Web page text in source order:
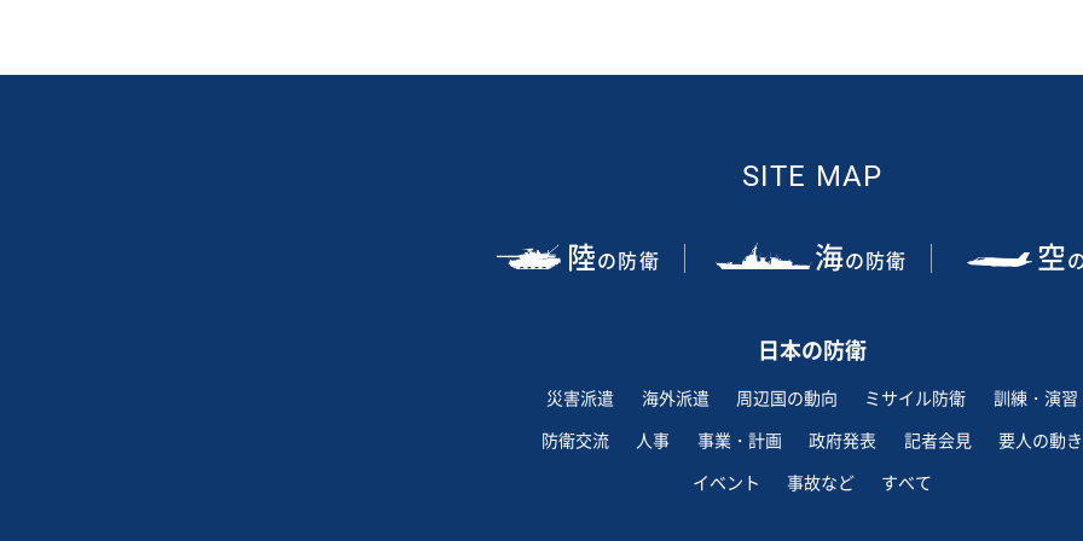
SITE MAP
陸の防衛 海の防衛 空
日本の防衛
災害派遣 海外派遣 周辺国の動向 ミサイル防衛
訓練・演習
防衛交流
人事 事業・計画 政府発表 記者会見
要人の動き
イベント
事故など すべて